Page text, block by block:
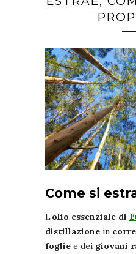
Come si
L’olio essenziale di
distillazione in
foglie e dei giovani